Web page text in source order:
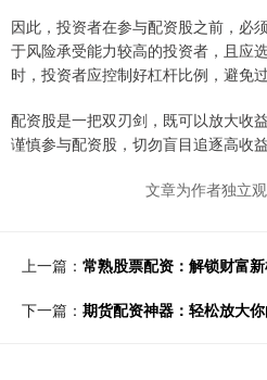
因此，投资者在参与配资股之前，必
于风险承受能力较高的投资者，且应
时，投资者应控制好杠杆比例，避免
配资股是一把双刃剑，既可以放大收
谨慎参与配资股，切勿盲目追逐高收
文章为作者独立
上一篇： 常熟股票配资：解锁财富
下一篇： 期货配资神器：轻松放大